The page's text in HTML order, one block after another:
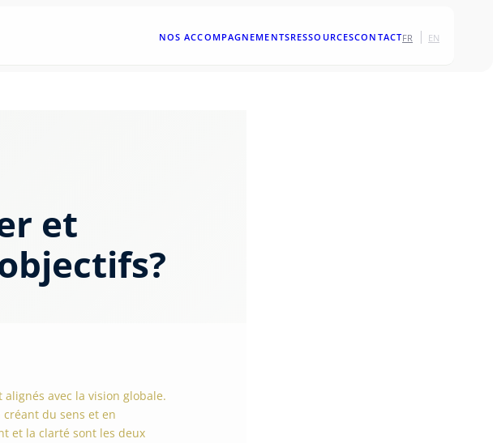
NOS ACCOMPAGNEMENTSRESSOURCESCONTACTFR | EN
et
avec la vision globale.
du sens et en
et la clarté sont les deux